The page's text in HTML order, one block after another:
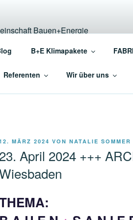
B+E Klimapakete
Referenten Wir über uns
MÄRZ 2024 VON NATALIE SOMMER
23. April 2024 +++